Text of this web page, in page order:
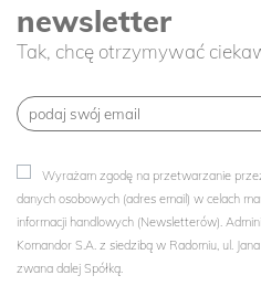
newsletter
Tak, chcę otrzymywać
Wyrażam zgodę na przetwarzanie
danych osobowych (adres email) w celach
informacji handlowych (Newsletterów).
Komandor S.A. z siedzibą w Radomiu, ul.
zwana dalej Spółką.